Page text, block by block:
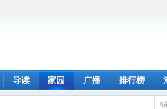
导读 家园 广播 排行榜